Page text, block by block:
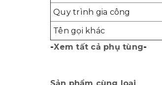
Quy trình gia công
Tên gọi khác
-Xem tất cả phụ tùng-